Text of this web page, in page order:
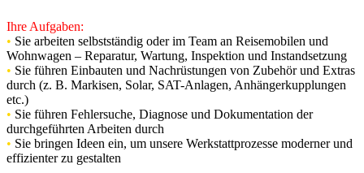
Ihre Aufgaben:
• Sie arbeiten selbstständig oder im Team an Reisemobilen und
Wohnwagen – Reparatur, Wartung, Inspektion und Instandsetzung
• Sie führen Einbauten und Nachrüstungen von Zubehör und Extras
durch (z. B. Markisen, Solar, SAT-Anlagen, Anhängerkupplungen
etc.)
• Sie führen Fehlersuche, Diagnose und Dokumentation der
durchgeführten Arbeiten durch
• Sie bringen Ideen ein, um unsere Werkstattprozesse moderner und
effizienter zu gestalten